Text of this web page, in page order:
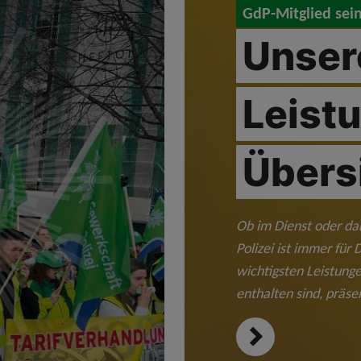
GdP-Mitglied
Ob im Dienst oder
Polizei ist immer für
wichtigsten
enthalten sind,